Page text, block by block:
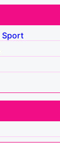
Sport